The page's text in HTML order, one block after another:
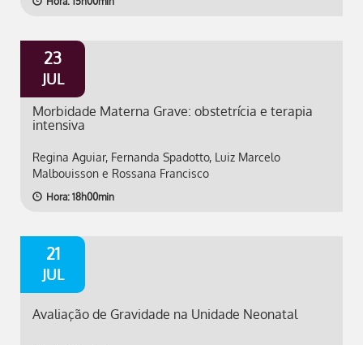
23
JUL
Morbidade Materna Grave: obstetrícia e terapia
intensiva
Regina Aguiar, Fernanda Spadotto, Luiz Marcelo
Malbouisson e Rossana Francisco
Hora: 18h00min
21
JUL
Avaliação de Gravidade na Unidade Neonatal